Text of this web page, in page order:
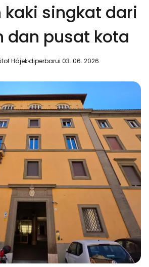
singkat dari
dan pusat kota
Hájekdiperbarui 03. 06. 2026
dengan Facebook
dengan email